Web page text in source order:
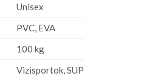
Unisex
PVC, EVA
100 kg
Vizisportok, SUP